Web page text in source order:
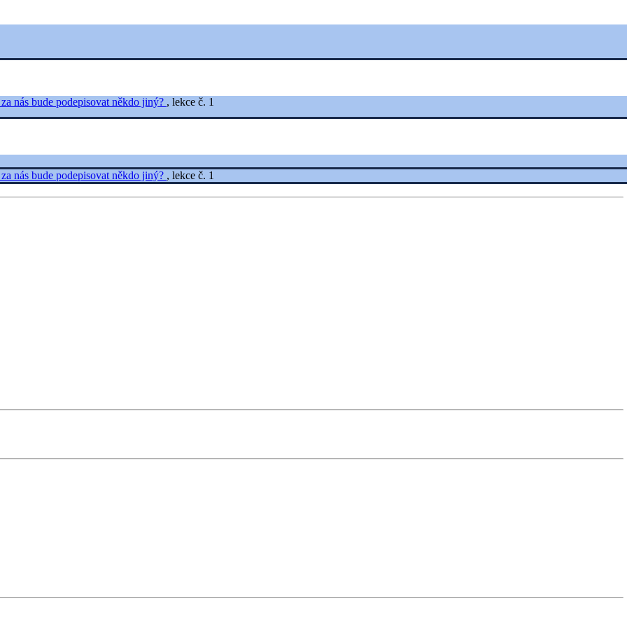
nás bude podepisovat někdo jiný? , lekce č. 1
nás bude podepisovat někdo jiný? , lekce č. 1